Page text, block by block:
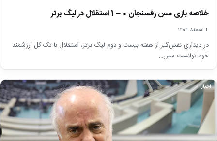
خلاصه بازی مس رفسنجان 0 – 1 استقلال در لیگ برتر
۴ اسفند ۱۴۰۴
در دیداری نفس‌گیر از هفته بیست و دوم لیگ برتر، استقلال با تک گل ارزشمند
خود توانست مس…
اخبار